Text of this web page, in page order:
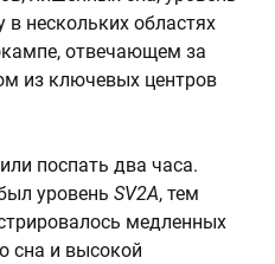
нескольких областях
отвечающем за
из ключевых центров
поспать два часа.
уровень SV2A, тем
медленных
сна и высокой